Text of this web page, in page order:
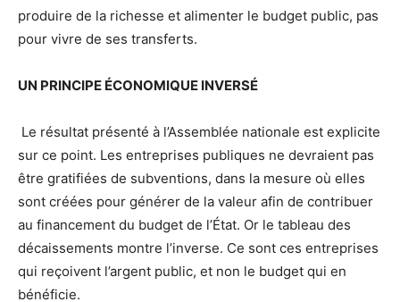
produire de la richesse et alimenter le budget public, pas
pour vivre de ses transferts.
UN PRINCIPE ÉCONOMIQUE INVERSÉ
Le résultat présenté à l’Assemblée nationale est explicite
sur ce point. Les entreprises publiques ne devraient pas
être gratifiées de subventions, dans la mesure où elles
sont créées pour générer de la valeur afin de contribuer
au financement du budget de l’État. Or le tableau des
décaissements montre l’inverse. Ce sont ces entreprises
qui reçoivent l’argent public, et non le budget qui en
bénéficie.